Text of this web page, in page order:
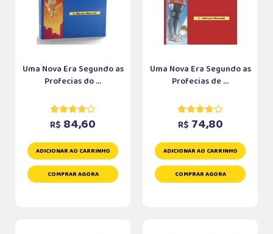
Uma Nova Era Segundo as
Profecias do ...
R$ 84,60
ADICIONAR AO CARRINHO
COMPRAR AGORA
Uma Nova Era Segundo as
Profecias de ...
R$ 74,80
ADICIONAR AO CARRINHO
COMPRAR AGORA